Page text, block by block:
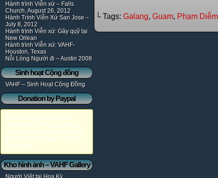
Hành trình Viễn xứ – Falls
Church, August 26, 2012
Hành Trình Viễn Xứ San Jose –
July 8, 2012
Hành trình Viễn xứ: Gây quỹ tại
New Orlean
Hành trình Viễn xứ: VAHF-
Houston, Texas
Nỗi Lòng Người đi – Austin 2008
Sinh hoạt Cộng đồng
VAHF – Sinh Hoạt Cộng Đồng
Donation by Paypal
Error! Missing PayPal API
credentials. Please configure
the PayPal API credentials by
going to the settings menu of
this plugin.
Kho hình ảnh – VAHF Gallery
Người Việt tại Hoa Kỳ
└ Tags: Galang, Guam, Phạm